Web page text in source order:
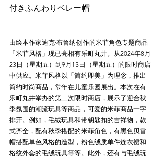
由绘本作家迪克·布鲁纳创作的米菲角色专题商品
「米菲风格」现已亮相有乐町丸井。从2024年8月
23日（星期五）到9月13日（星期五）的限时商店
中供应。米菲风格以「简约即美」为理念，推出
简约时尚商品，常年在儿童乐园展出。本次在有
乐町丸井举办的第二次限时商店，展示了迎合秋
季氛围的潮流玩具等商品，可爱的米菲商品一字
排开。例如，毛绒玩具和带钥匙扣的吉祥物，款
式齐全，配有秋季搭配的米菲角色，有黑色贝雷
帽搭配单色风格的造型，粉色绒质单件连衣裙和
格纹外套的毛绒玩具等等。此外，还有与毛绒玩